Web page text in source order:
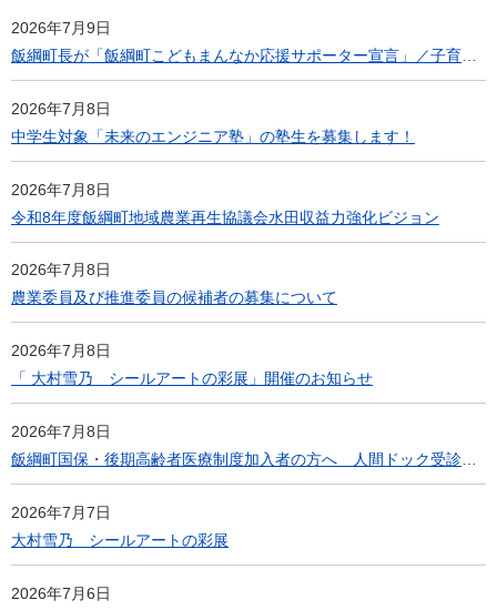
2026年7月9日
2026年7月8日
中学生対象「未来のエンジニア塾」の塾生を募集します！
2026年7月8日
令和8年度飯綱町地域農業再生協議会水田収益力強化ビジョン
2026年7月8日
農業委員及び推進委員の候補者の募集について
2026年7月8日
「 大村雪乃 シールアートの彩展」開催のお知らせ
2026年7月8日
2026年7月7日
大村雪乃 シールアートの彩展
2026年7月6日